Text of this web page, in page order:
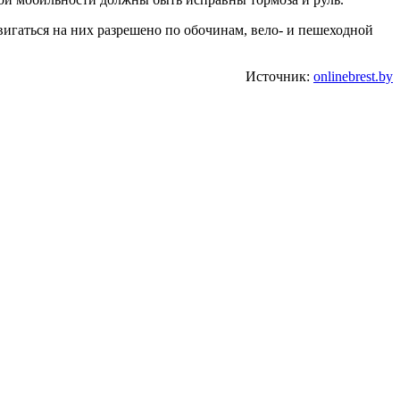
на них разрешено по обочинам, вело- и пешеходной
Источник: onlinebrest.by